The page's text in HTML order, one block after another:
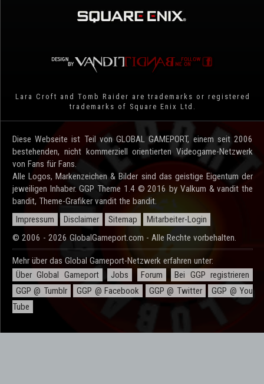
Lara Croft and Tomb Raider are trademarks or registered
trademarks of Square Enix Ltd.
Diese Webseite ist Teil von GLOBAL GAMEPORT, einem seit 2006
bestehenden, nicht kommerziell orientierten Videogame-Netzwerk
von Fans für Fans.
Alle Logos, Markenzeichen & Bilder sind das geistige Eigentum der
jeweiligen Inhaber. GGP Theme 1.4 © 2016 by Valkum & vandit the
bandit, Theme-Grafiker vandit the bandit.
Impressum
Disclaimer Sitemap
Mitarbeiter-Login
© 2006 - 2026 GlobalGameport.com - Alle Rechte vorbehalten.
Mehr über das Global Gameport-Netzwerk erfahren unter:
Über Global Gameport
Jobs Forum
Bei GGP registrieren
GGP @ Tumblr
GGP @ Facebook GGP @ Twitter
GGP @ You
Tube